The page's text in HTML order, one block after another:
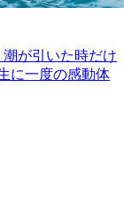
潮が引いた時だけ
に一度の感動体